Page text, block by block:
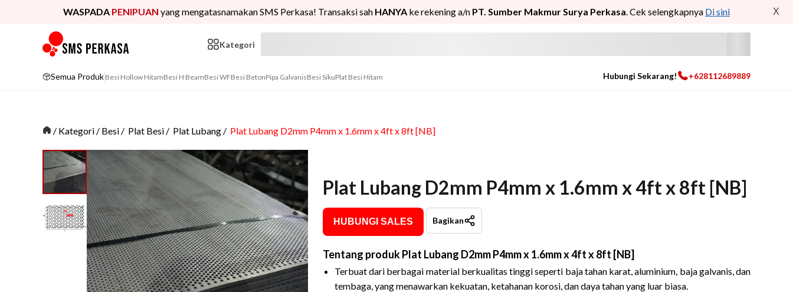
WASPADA PENIPUAN yang mengatasnamakan SMS Perkasa! Transaksi sah HANYA ke rekening a/n PT. Sumber Makmur Surya Perkasa. Cek selengkapnya Di sini X
Kategori
Semua Produk Besi Hollow HitamBesi H BeamBesi WFBesi BetonPipa GalvanisBesi SikuPlat Besi Hitam Hubungi Sekarang! +628112689889
/ Kategori / Besi / Plat Besi / Plat Lubang / Plat Lubang D2mm P4mm x 1.6mm x 4ft x 8ft [NB]
Plat Lubang D2mm P4mm x 1.6mm x 4ft x 8ft [NB]
HUBUNGI SALES Bagikan
Tentang produkPlat Lubang D2mm P4mm x 1.6mm x 4ft x 8ft [NB]
Terbuat dari berbagai material berkualitas tinggi seperti baja tahan karat, aluminium, baja galvanis, dan
tembaga, yang menawarkan kekuatan, ketahanan korosi, dan daya tahan yang luar biasa.